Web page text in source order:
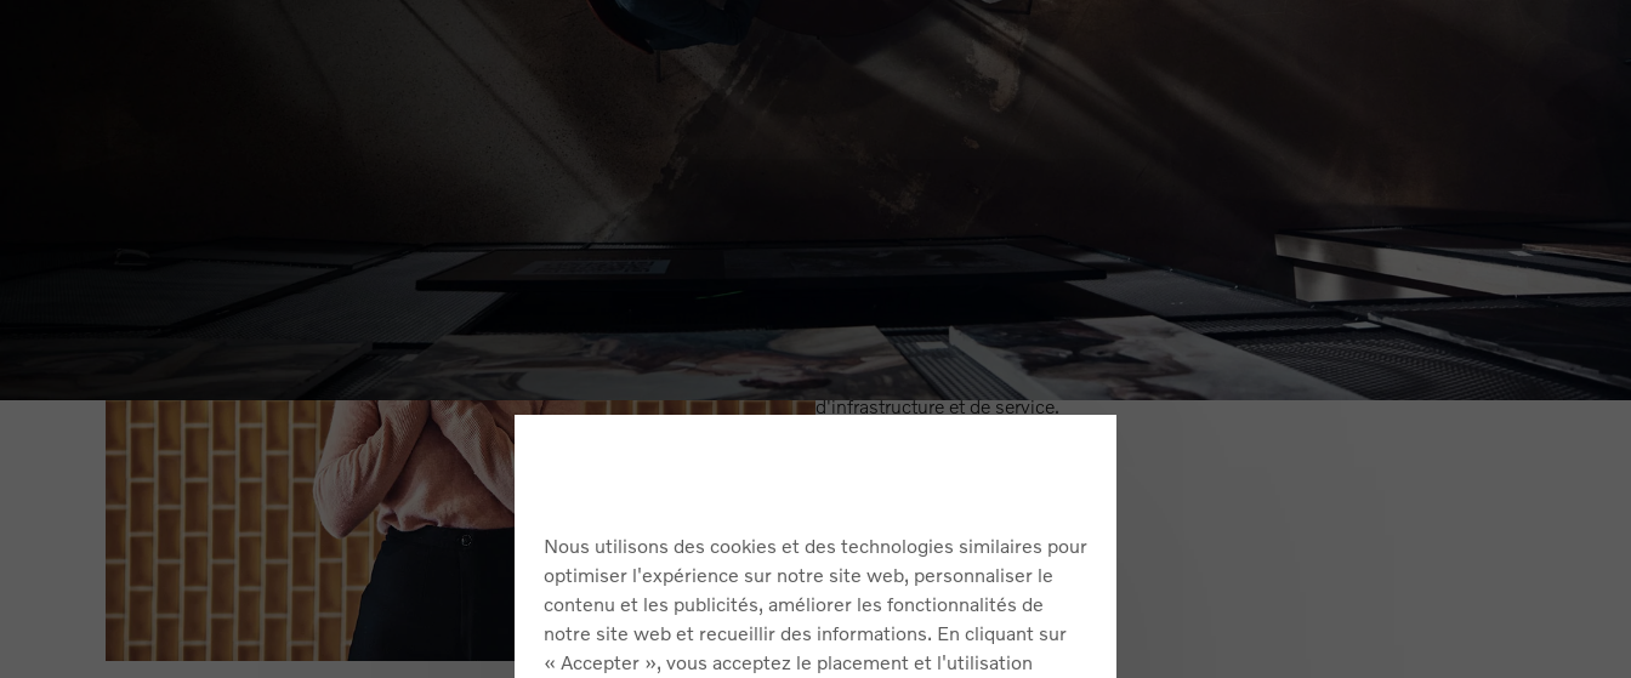
Celis est un nom bien établi en tant que distributeur Volvo depuis plusieurs années.
Nous connaissons nos clients les plus fidèles et nous sommes connus pour notre
service personnalisé, notre suivi rapide et la priorité accordée à votre confort.
Au cœur de notre approche se trouve un investissement continu : dans nos
produits, mais aussi dans la formation et l'accompagnement de nos collaborateurs
et dans l'accompagnement de nos clients. Nous visons le meilleur en termes
d'infrastructure et de service.
Nous utilisons des cookies et des technologies similaires pour
optimiser l'expérience sur notre site web, personnaliser le
contenu et les publicités, améliorer les fonctionnalités de
notre site web et recueillir des informations. En cliquant sur
« Accepter », vous acceptez le placement et l'utilisation